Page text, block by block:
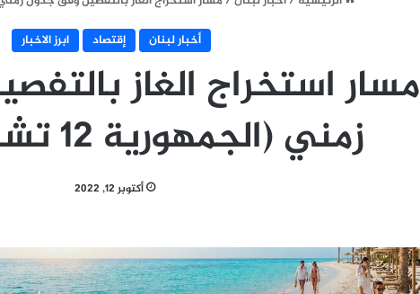
أخبار لبنان
إقتصاد ابرز الاخبار
مسار استخراج الغاز
زمني (الجمهورية 12 تشرين الأول)
أكتوبر 12, 2022